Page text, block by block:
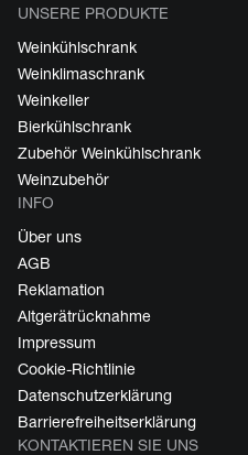
UNSERE PRODUKTE
Weinkühlschrank
Weinklimaschrank
Weinkeller
Bierkühlschrank
Zubehör Weinkühlschrank
Weinzubehör
INFO
Über uns
AGB
Reklamation
Altgerätrücknahme
Impressum
Cookie-Richtlinie
Datenschutzerklärung
Barrierefreiheitserklärung
KONTAKTIEREN SIE UNS